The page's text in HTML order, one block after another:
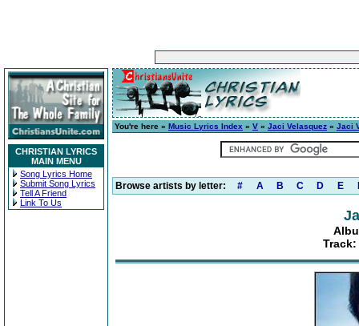
CHRISTIAN LYRICS
MAIN MENU
Song Lyrics Home
Submit Song Lyrics
Tell A Friend
Link To Us
You're here » Music Lyrics Index » V » Jaci Velasquez » Jaci
Browse artists by letter: # A B C D E